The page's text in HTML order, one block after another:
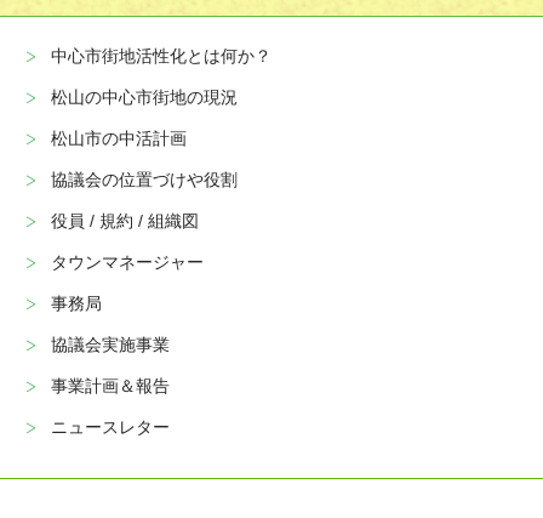
中心市街地活性化とは何か？
松山の中心市街地の現況
松山市の中活計画
協議会の位置づけや役割
役員 / 規約 / 組織図
タウンマネージャー
事務局
協議会実施事業
事業計画＆報告
ニュースレター